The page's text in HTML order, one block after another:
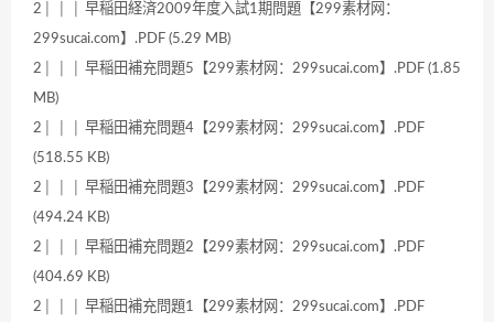
2│ │ │ 早稲田経済2009年度入試1期問題【299素材网：
299sucai.com】.PDF (5.29 MB)
2│ │ │ 早稲田補充問題5【299素材网：299sucai.com】.PDF (1.85
MB)
2│ │ │ 早稲田補充問題4【299素材网：299sucai.com】.PDF
(518.55 KB)
2│ │ │ 早稲田補充問題3【299素材网：299sucai.com】.PDF
(494.24 KB)
2│ │ │ 早稲田補充問題2【299素材网：299sucai.com】.PDF
(404.69 KB)
2│ │ │ 早稲田補充問題1【299素材网：299sucai.com】.PDF